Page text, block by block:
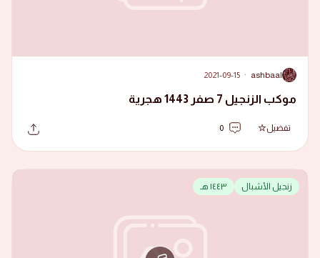
A
ashbaal
·
2021-09-15
موكب الزنجيل 7 صفر 1443 هجرية
تفضيل 0
زنجيل الأشبال ١٤٤٣ هـ